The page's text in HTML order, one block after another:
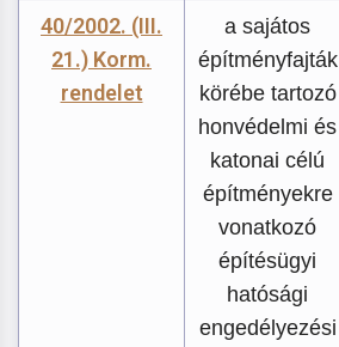
40/2002. (III.
21.) Korm.
rendelet
a sajátos
építményfajták
körébe tartozó
honvédelmi és
katonai célú
építményekre
vonatkozó
építésügyi
hatósági
engedélyezési